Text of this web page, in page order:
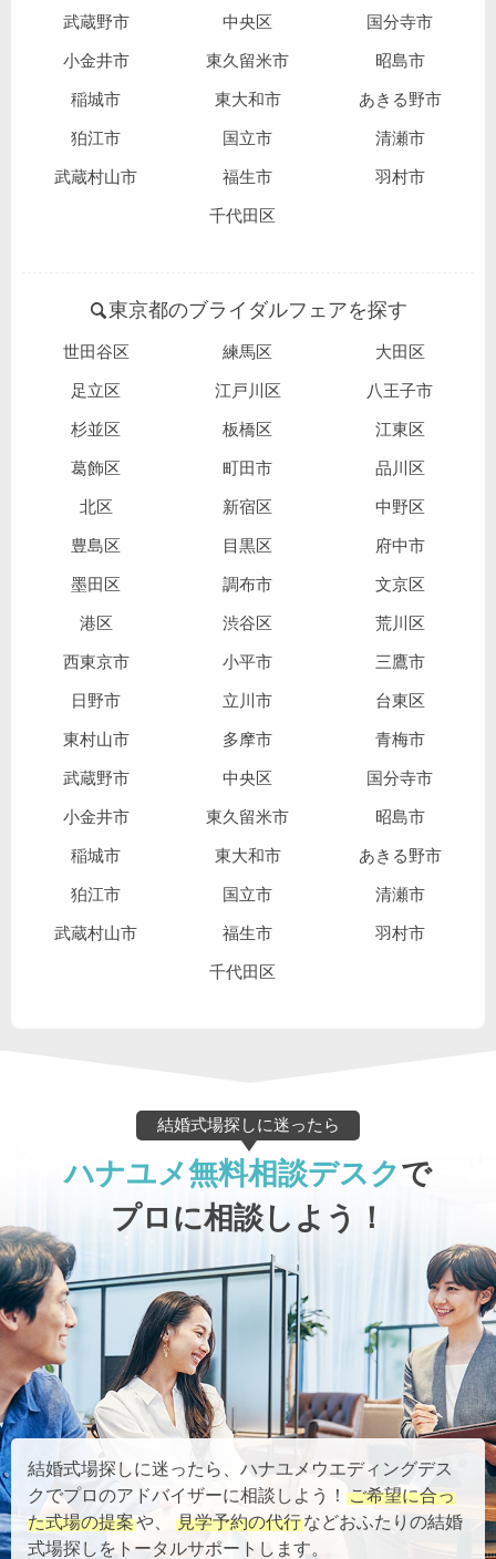
武蔵野市 中央区 国分寺市
小金井市 東久留米市 昭島市
稲城市 東大和市 あきる野市
狛江市 国立市 清瀬市
武蔵村山市 福生市 羽村市
千代田区
東京都のブライダルフェアを探す
世田谷区 練馬区 大田区
足立区 江戸川区 八王子市
杉並区 板橋区 江東区
葛飾区 町田市 品川区
北区 新宿区 中野区
豊島区 目黒区 府中市
墨田区 調布市 文京区
港区 渋谷区 荒川区
西東京市 小平市 三鷹市
日野市 立川市 台東区
東村山市 多摩市 青梅市
武蔵野市 中央区 国分寺市
小金井市 東久留米市 昭島市
稲城市 東大和市 あきる野市
狛江市 国立市 清瀬市
武蔵村山市 福生市 羽村市
千代田区
結婚式場探しに迷ったら
ハナユメ無料相談デスクで
プロに相談しよう！
結婚式場探しに迷ったら、ハナユメウエディングデス
クでプロのアドバイザーに相談しよう！ ご希望に合っ
た式場の提案や、 見学予約の代行などおふたりの結婚
式場探しをトータルサポートします。